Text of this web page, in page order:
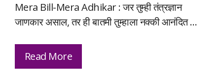
Mera Bill-Mera Adhikar : जर तुम्ही तंत्रज्ञान
जाणकार असाल, तर ही बातमी तुम्हाला नक्की आनंदित …
Read More